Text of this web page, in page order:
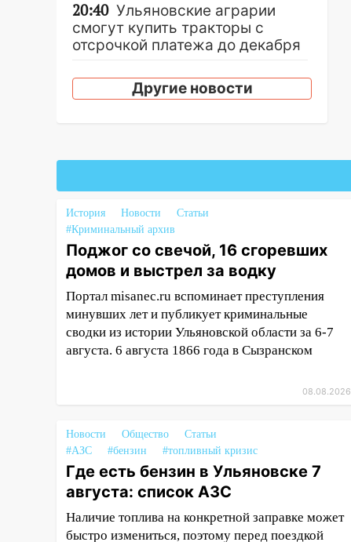
20:40 Ульяновские аграрии
смогут купить тракторы с
отсрочкой платежа до декабря
19:34 В следственном
управлении состоялось
следствия Российской
19:30
Ульяновцев приглашают
поддержать «Симбирскую
чебурашку» на фестивале
«ФормАРТ»
18:11
Ульяновская область
стала пилотным регионом
проекта «Культурное
долголетие»
16:51 В Чердаклинском районе
ремонтируют дороги, ставят
остановки и проводят новое
освещение
16:35 В Ульяновске установили
Другие новости
История Новости
Статьи
#Криминальный архив
Поджог со свечой, 16 сгоревших
домов и выстрел за водку
Портал misanec.ru вспоминает преступления
минувших лет и публикует криминальные
сводки из истории Ульяновской области за 6-7
августа. 6 августа 1866 года в Сызранском
08.08.2026
Новости Общество
Статьи
#АЗС
#бензин #топливный кризис
Где есть бензин в Ульяновске 7
августа: список АЗС
Наличие топлива на конкретной заправке может
быстро измениться, поэтому перед поездкой